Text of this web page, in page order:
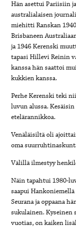
Hän asettui Pariisiin
australialaisen
miehitti Ranskan
Brisbaneen
ja 1946 Kerenski
tapasi Hillevi Reinin
kanssa hän saattoi
kukkien kanssa.
Perhe Kerenski teki
luvun alussa.
etelärannikkoa.
Venäläisiltä oli
oma
Välillä ilmestyy
Näin tapahtui 1980-
saapui
Seurana ja oppaana
sukulainen. Kyseinen
vuotias, on kaiken